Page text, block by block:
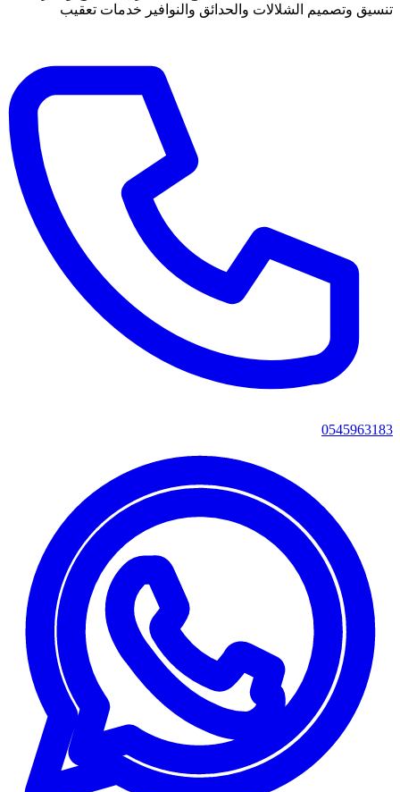
تنسيق وتصميم الشلالات والحدائق والنوافير خدمات تعقيب
0545963183